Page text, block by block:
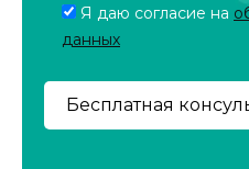
Я даю согласие на
данных